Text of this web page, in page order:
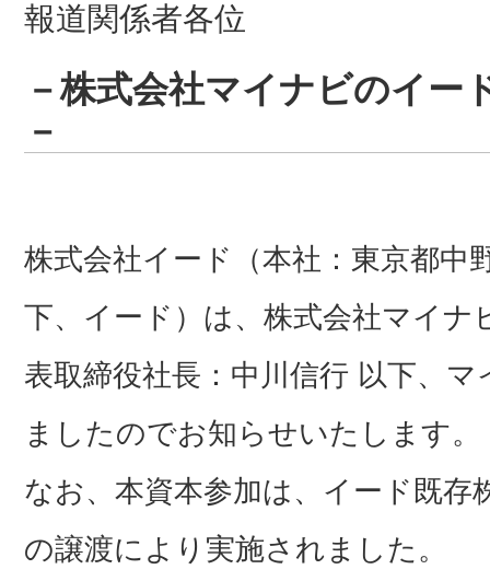
報道関係者各位
－株式会社マイナビのイー
－
株式会社イード（本社：東京都
下、イード）は、株式会社マイナ
表取締役社長：中川信行 以下、
ましたのでお知らせいたします。
なお、本資本参加は、イード既
の譲渡により実施されました。